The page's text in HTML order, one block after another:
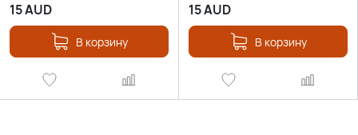
15AUD
В корзину
15AUD
В корзину